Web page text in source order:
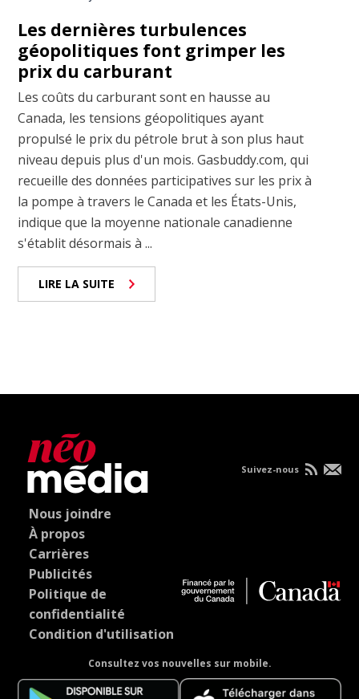
Les dernières turbulences
géopolitiques font grimper les
prix du carburant
Les coûts du carburant sont en hausse au
Canada, les tensions géopolitiques ayant
propulsé le prix du pétrole brut à son plus haut
niveau depuis plus d'un mois. Gasbuddy.com, qui
recueille des données participatives sur les prix à
la pompe à travers le Canada et les États-Unis,
indique que la moyenne nationale canadienne
s'établit désormais à ...
LIRE LA SUITE
Nous joindre
À propos
Carrières
Publicités
Politique de
confidentialité
Condition d'utilisation
Consultez vos nouvelles sur mobile.
Suivez-nous